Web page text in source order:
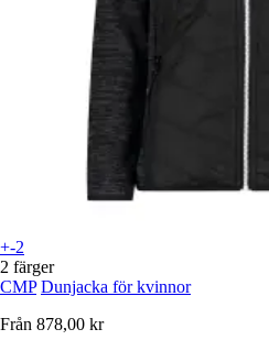
+-2
2 färger
CMP Dunjacka för kvinnor
Från 878,00 kr